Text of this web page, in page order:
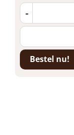
-
Bestel nu!